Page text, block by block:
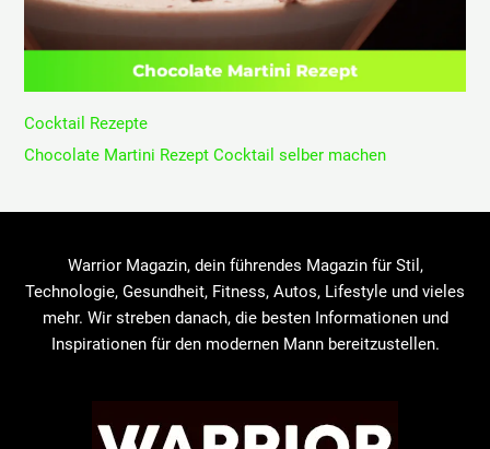
Cocktail Rezepte
Chocolate Martini Rezept Cocktail selber machen
Warrior Magazin, dein führendes Magazin für Stil,
Technologie, Gesundheit, Fitness, Autos, Lifestyle und vieles
mehr. Wir streben danach, die besten Informationen und
Inspirationen für den modernen Mann bereitzustellen.